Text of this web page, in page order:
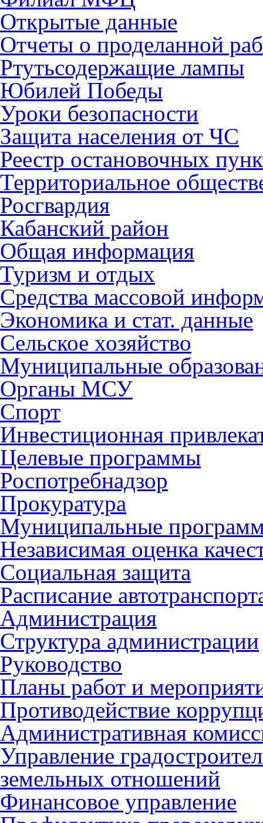
Открытые данные
Отчеты о проделанной
Ртутьсодержащие лампы
Юбилей Победы
Уроки безопасности
Защита населения от ЧС
Реестр остановочных
Территориальное
Росгвардия
Кабанский район
Общая информация
Туризм и отдых
Средства массовой
Экономика и стат. данные
Сельское хозяйство
Муниципальные
Органы МСУ
Спорт
Инвестиционная
Целевые программы
Роспотребнадзор
Прокуратура
Муниципальные
Независимая оценка
Социальная защита
Расписание
Администрация
Структура администрации
Руководство
Планы работ и
Противодействие
Административная
Управление
земельных отношений
Финансовое управление